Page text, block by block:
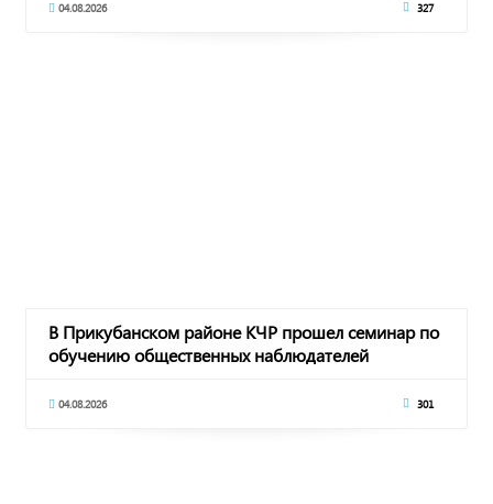
04.08.2026 327
В Прикубанском районе КЧР прошел семинар по
обучению общественных наблюдателей
04.08.2026 301